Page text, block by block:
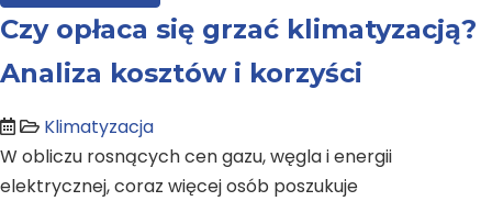
Czy opłaca się grzać klimatyzacją?
Analiza kosztów i korzyści
Klimatyzacja
W obliczu rosnących cen gazu, węgla i energii
elektrycznej, coraz więcej osób poszukuje